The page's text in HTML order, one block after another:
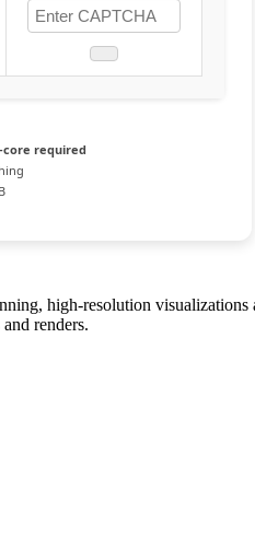
core required
high-resolution
renders.